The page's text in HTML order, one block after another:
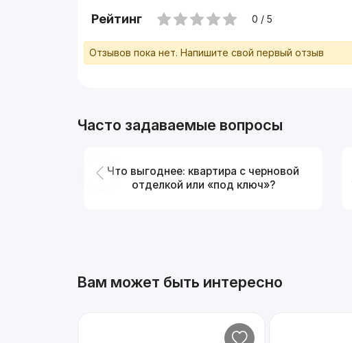
Рейтинг 0 / 5
Отзывов пока нет. Напишите свой первый отзыв
Часто задаваемые вопросы
Что выгоднее: квартира с черновой
отделкой или «под ключ»?
Вам может быть интересно